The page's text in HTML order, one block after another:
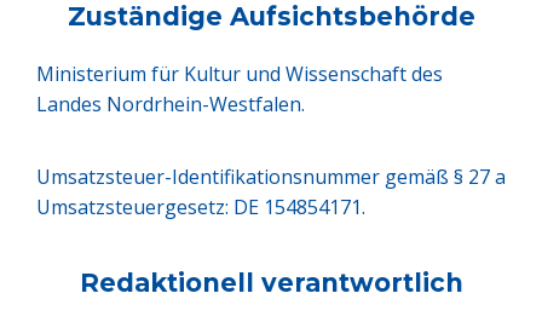
Zuständige Aufsichtsbehörde
Ministerium für Kultur und Wissenschaft des
Landes Nordrhein-Westfalen.
Umsatzsteuer-Identifikationsnummer gemäß § 27 a
Umsatzsteuergesetz: DE 154854171.
Redaktionell verantwortlich